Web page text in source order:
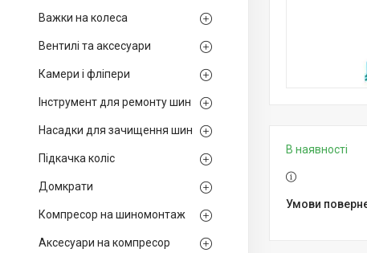
Важки на колеса
Вентилі та аксесуари
Камери і фліпери
Інструмент для ремонту шин
Насадки для зачищення шин
Підкачка коліс
Домкрати
Компресор на шиномонтаж
Аксесуари на компресор
В наявності